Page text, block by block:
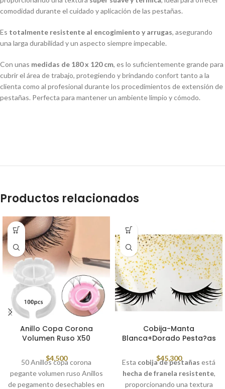
comodidad durante el cuidado y aplicación de las pestañas.
Es totalmente resistente al encogimiento y arrugas, asegurando
una larga durabilidad y un aspecto siempre impecable.
Con unas medidas de 180 x 120 cm, es lo suficientemente grande para
cubrir el área de trabajo, protegiendo y brindando confort tanto a la
clienta como al profesional durante los procedimientos de extensión de
pestañas. Perfecta para mantener un ambiente limpio y cómodo.
Productos relacionados
Anillo Copa Corona
Volumen Ruso X50
$4,500
50 Anillos copa corona
pegante volumen ruso Anillos
de pegamento desechables en
Cobija-Manta
Blanca+Dorado Pesta?as
$45,300
Esta cobija de pestañas está
hecha de franela resistente,
proporcionando una textura